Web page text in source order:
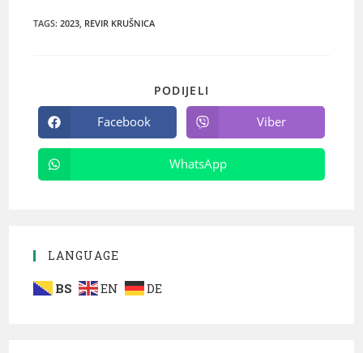
TAGS:2023 REVIR KRUŠNICA
PODIJELI
Facebook Viber
WhatsApp
LANGUAGE
BS EN DE